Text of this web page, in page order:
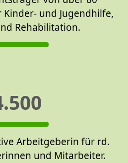
und Jugendhilfe,
Rehabilitation.
Arbeitgeberin für rd.
und Mitarbeiter.